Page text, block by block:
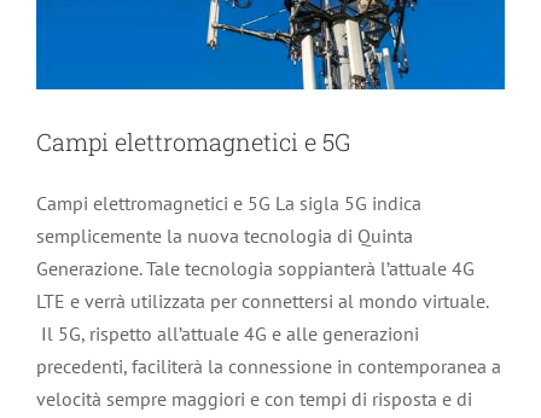
Campi elettromagnetici e 5G
Campi elettromagnetici e 5G La sigla 5G indica
semplicemente la nuova tecnologia di Quinta
Generazione. Tale tecnologia soppianterà l’attuale 4G
LTE e verrà utilizzata per connettersi al mondo virtuale.
Il 5G, rispetto all’attuale 4G e alle generazioni
precedenti, faciliterà la connessione in contemporanea a
velocità sempre maggiori e con tempi di risposta e di